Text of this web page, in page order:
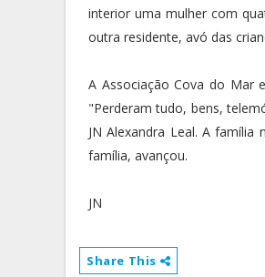
interior uma mulher com
outra residente, avó das
A Associação Cova do Mar
"Perderam tudo, bens,
JN Alexandra Leal. A
família, avançou.
JN
Share This